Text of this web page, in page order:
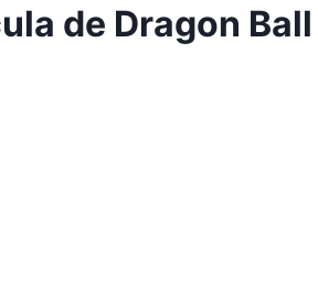
de Dragon Ball